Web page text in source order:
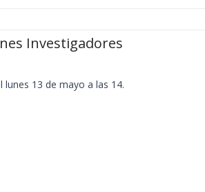
Investigadores
lunes 13 de mayo a las 14.